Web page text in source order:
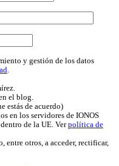
y gestión de los datos
.
el blog.
de acuerdo)
en los servidores de IONOS
de la UE. Verpolítica de
entre otros, a acceder, rectificar,